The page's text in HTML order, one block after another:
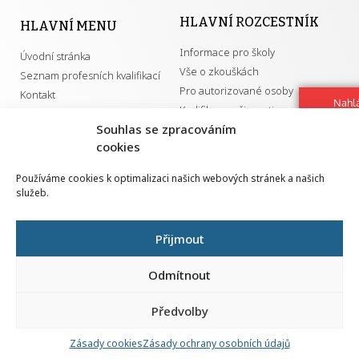
Souhlas se zpracováním
cookies
Používáme cookies k optimalizaci našich webových stránek a našich
služeb.
Přijmout
Odmítnout
Předvolby
Zásady cookiesZásady ochrany osobních údajů
HLAVNÍ MENU
Úvodní stránka
Seznam profesních kvalifikací
Kontakt
HLAVNÍ ROZCESTNÍK
Informace pro školy
Vše o zkouškách
Pro autorizované osoby
Kvalifikace a živnosti
GDPR
Národní pedagogický institut ČR
Senovážné náměstí 25
110 00 Praha 1
Všechna práva vyhrazena | 2026